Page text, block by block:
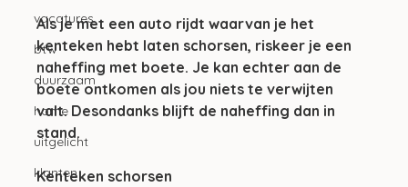
vacatures
btw
duurzaam
home
uitgelicht
klanten
Als je met een auto rijdt waarvan je het
kenteken hebt laten schorsen, riskeer je een
naheffing met boete. Je kan echter aan de
boete ontkomen als jou niets te verwijten
valt. Desondanks blijft de naheffing dan in
stand.
Kenteken schorsen